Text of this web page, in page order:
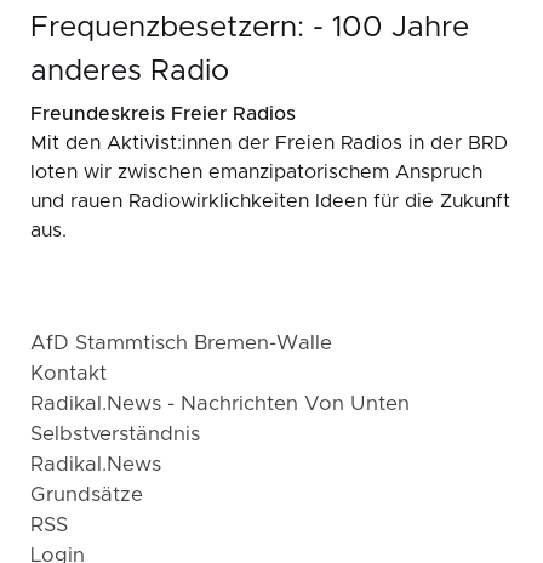
Frequenzbesetzern: - 100 Jahre
anderes Radio
Freundeskreis Freier Radios
Mit den Akti­vist:innen der Freien Radios in der BRD
loten wir zwischen emanzipatorischem Anspruch
und rauen Radiowirklichkeiten Ideen für die Zukunft
aus.
AfD Stammtisch Bremen-Walle
Kontakt
Radikal.news - Nachrichten Von Unten
Selbstverständnis
Radikal.news
Grundsätze
RSS
Login